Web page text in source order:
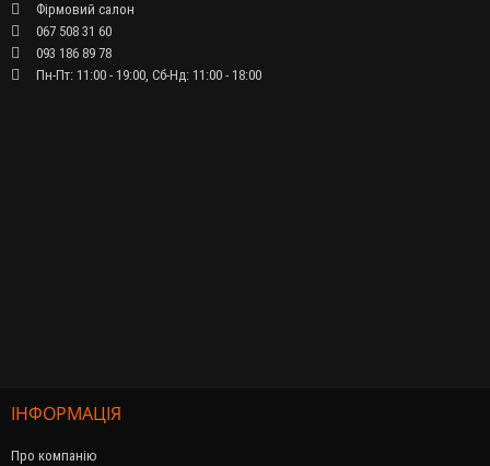
Фірмовий салон
067 508 31 60
093 186 89 78
Пн-Пт: 11:00 - 19:00, Сб-Нд: 11:00 - 18:00
ІНФОРМАЦІЯ
Про компанію